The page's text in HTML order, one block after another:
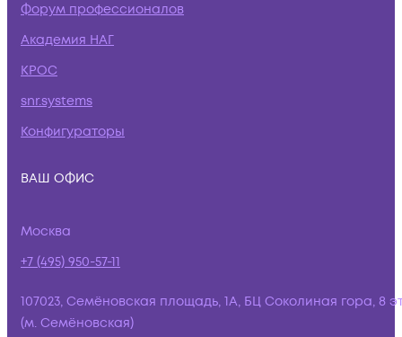
Форум профессионалов
Академия НАГ
КРОС
snr.systems
Конфигураторы
ВАШ ОФИС
Москва
+7 (495) 950-57-11
107023, Семёновская площадь, 1А, БЦ Соколиная гора, 8
(м. Семёновская)